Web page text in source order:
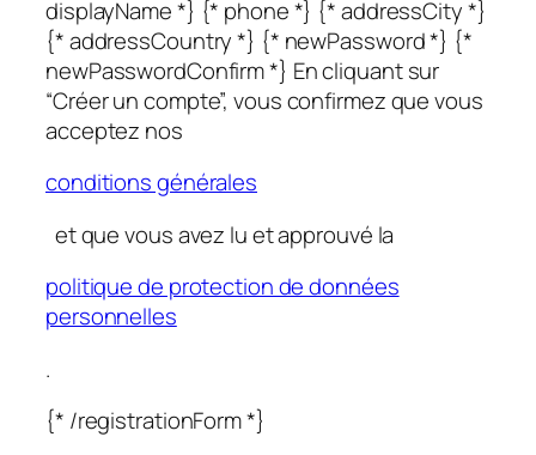
displayName *} {* phone *} {* addressCity *}
{* addressCountry *} {* newPassword *} {*
newPasswordConfirm *} En cliquant sur
“Créer un compte”, vous confirmez que vous
acceptez nos
conditions générales
et que vous avez lu et approuvé la
politique de protection de données
personnelles
.
{* /registrationForm *}